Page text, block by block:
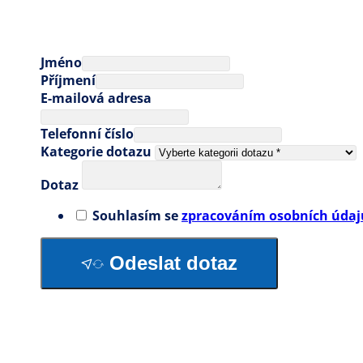
Jméno
Příjmení
E-mailová adresa
Telefonní číslo
Kategorie dotazu
Dotaz
Souhlasím sezpracováním osobních
Odeslat dotaz